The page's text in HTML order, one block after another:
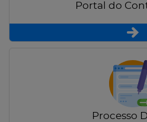
Portal do
Processo